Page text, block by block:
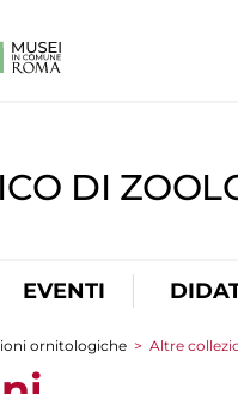
DI
EVENTI
ornitologiche > Altre